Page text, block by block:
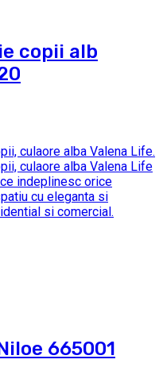
copii alb
culaore alba Valena Life.
culaore alba Valena Life
indeplinesc orice
cu eleganta si
si comercial.
665001